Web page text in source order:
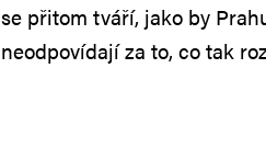
se přitom tváří, jako by
neodpovídají za to, co tak